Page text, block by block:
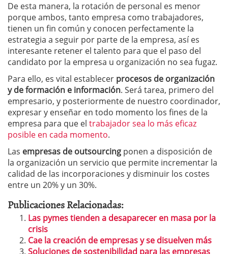
De esta manera, la rotación de personal es menor
porque ambos, tanto empresa como trabajadores,
tienen un fin común y conocen perfectamente la
estrategia a seguir por parte de la empresa, así es
interesante retener el talento para que el paso del
candidato por la empresa u organización no sea fugaz.
Para ello, es vital establecer procesos de organización
y de formación e información. Será tarea, primero del
empresario, y posteriormente de nuestro coordinador,
expresar y enseñar en todo momento los fines de la
empresa para que el trabajador sea lo más eficaz
posible en cada momento.
Las empresas de outsourcing ponen a disposición de
la organización un servicio que permite incrementar la
calidad de las incorporaciones y disminuir los costes
entre un 20% y un 30%.
Publicaciones Relacionadas:
Las pymes tienden a desaparecer en masa por la
crisis
Cae la creación de empresas y se disuelven más
Soluciones de sostenibilidad para las empresas